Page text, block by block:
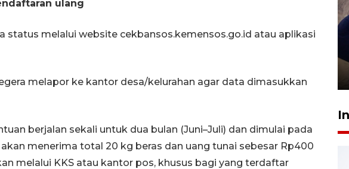
ulang
status melalui website cekbansos.kemensos.go.id atau aplikasi
melapor ke kantor desa/kelurahan agar data dimasukkan
berjalan sekali untuk dua bulan (Juni–Juli) dan dimulai pada
akan menerima total 20 kg beras dan uang tunai sebesar Rp400
melalui KKS atau kantor pos, khusus bagi yang terdaftar